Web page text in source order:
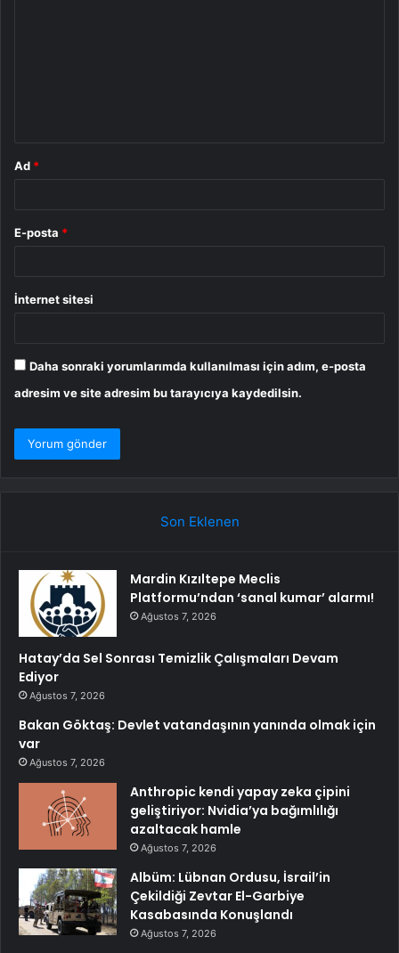
Ad *
E-posta *
İnternet sitesi
Daha sonraki yorumlarımda kullanılması için adım, e-posta
adresim ve site adresim bu tarayıcıya kaydedilsin.
Son Eklenen
Mardin Kızıltepe Meclis
Platformu’ndan ‘sanal kumar’ alarmı!
Ağustos 7, 2026
Hatay’da Sel Sonrası Temizlik Çalışmaları Devam
Ediyor
Ağustos 7, 2026
Bakan Göktaş: Devlet vatandaşının yanında olmak için
var
Ağustos 7, 2026
Anthropic kendi yapay zeka çipini
geliştiriyor: Nvidia’ya bağımlılığı
azaltacak hamle
Ağustos 7, 2026
Albüm: Lübnan Ordusu, İsrail’in
Çekildiği Zevtar El-Garbiye
Kasabasında Konuşlandı
Ağustos 7, 2026